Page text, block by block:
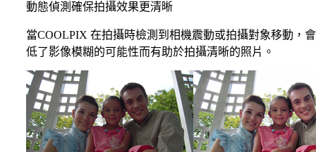
動態偵測確保拍攝效果更清晰
當COOLPIX 在拍攝時檢測到相機震動或拍攝對象移動，
低了影像模糊的可能性而有助於拍攝清晰的照片。